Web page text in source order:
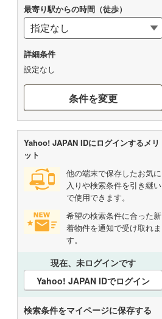
最寄り駅からの時間（徒歩）
詳細条件
設定なし
条件を変更
Yahoo! JAPAN IDにログインするメリ
ット
他の端末で保存したお気に
入りや検索条件を引き継い
で使用できます。
希望の検索条件に合った新
着物件を通知で受け取れま
す。
現在、未ログインです
Yahoo! JAPAN IDでログイン
検索条件をマイページに保存する